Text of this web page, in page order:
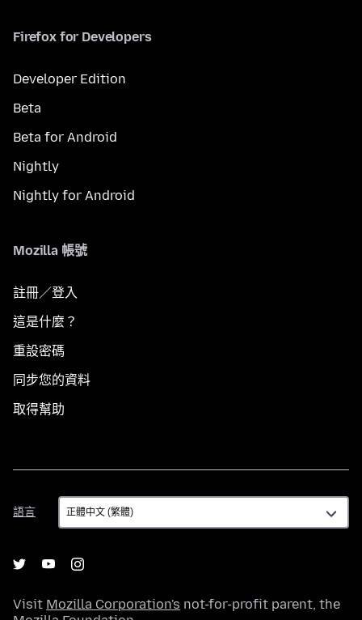
Firefox for Developers
Developer Edition
Beta
Beta for Android
Nightly
Nightly for Android
Mozilla 帳號
註冊／登入
這是什麼？
重設密碼
同步您的資料
取得幫助
語言
語
言
Visit Mozilla Corporation's not-for-profit parent, the